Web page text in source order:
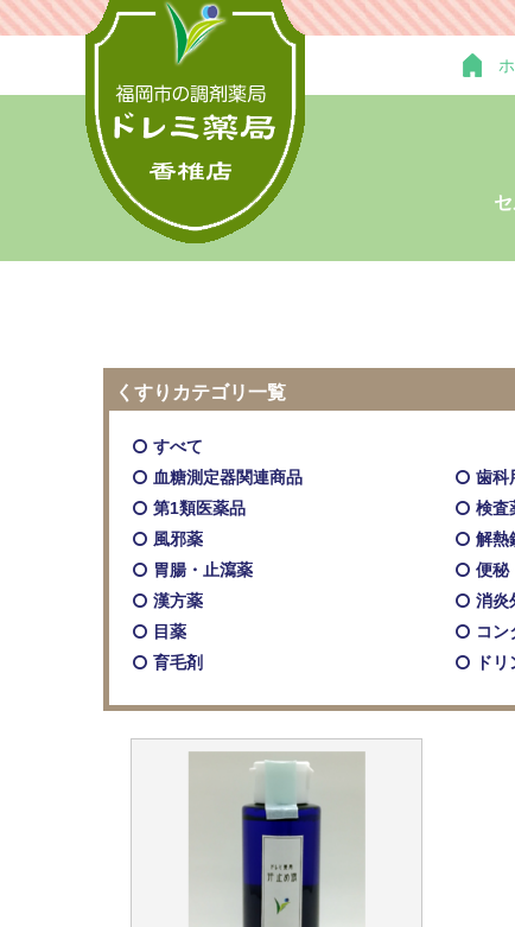
くすりカテゴリ一覧
すべて
血糖測定器関連商品
歯科
第1類医薬品
検査
風邪薬
解熱
胃腸・止瀉薬
便秘
漢方薬
消炎
目薬
コン
育毛剤
ド